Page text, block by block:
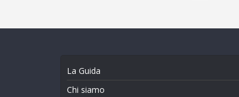
La Guida
Chi siamo